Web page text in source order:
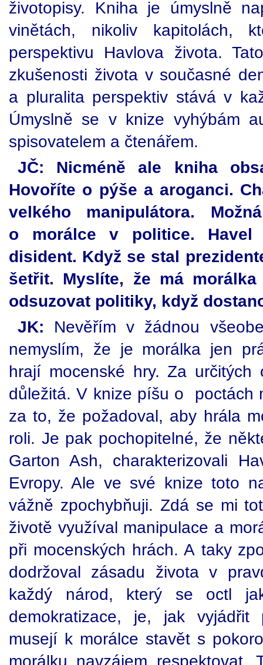
životopisy. Kniha je úmyslně
vinětách, nikoliv kapitolách,
perspektivu Havlova života.
zkušenosti života v současné
a pluralita perspektiv stává v
Úmyslně se v knize vyhýbám
spisovatelem a čtenářem.
JČ: Nicméně ale kniha
Hovoříte o pýše a aroganci.
velkého manipulátora.
o morálce v politice.
disident. Když se stal
šetřit. Myslíte, že má
odsuzovat politiky, když
JK: Nevěřím v žádnou
nemyslím, že je morálka jen
hrají mocenské hry. Za určitých
důležitá. V knize píšu o poctách
za to, že požadoval, aby hrála
roli. Je pak pochopitelné, že
Garton Ash, charakterizovali
Evropy. Ale ve své knize toto
vážně zpochybňuji. Zdá se mi
životě využíval manipulace a
při mocenských hrách. A taky
dodržoval zásadu života v
každý národ, který se octl
demokratizace, je, jak
musejí k morálce stavět s
morálku navzájem respektovat.